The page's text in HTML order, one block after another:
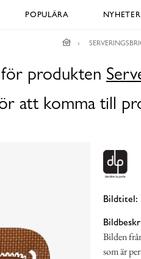
POPULÄRA NYHETER
produkten
att komma till
Bildtitel:
Bilden
som är